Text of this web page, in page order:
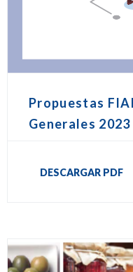
Propuestas
Generales 2023
DESCARGAR PDF